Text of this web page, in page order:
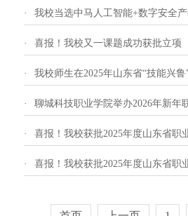
· 我校当选中马人工智能+数字安全
· 喜报！我校又一课题成功获批立项
· 我校师生在2025年山东省“技能兴
· 聊城科技职业学院举办2026年新年
· 喜报！我校获批2025年度山东省职
· 喜报！我校获批2025年度山东省职